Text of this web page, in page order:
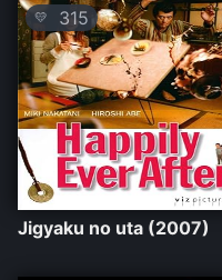
💛 315
Jigyaku no uta (2007)